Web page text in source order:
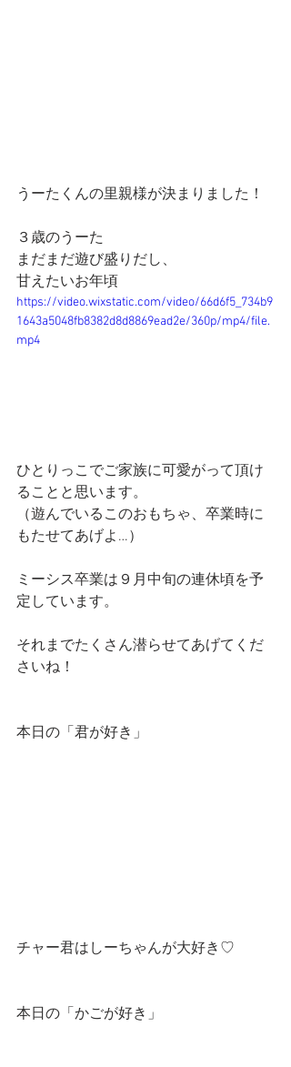
うーたくんの里親様が決まりました！
３歳のうーた
まだまだ遊び盛りだし、
甘えたいお年頃
https://video.wixstatic.com/video/66d6f5_734b9
1643a5048fb8382d8d8869ead2e/360p/mp4/file.
mp4
ひとりっこでご家族に可愛がって頂け
ることと思います。
（遊んでいるこのおもちゃ、卒業時に
もたせてあげよ…）
ミーシス卒業は９月中旬の連休頃を予
定しています。
それまでたくさん潜らせてあげてくだ
さいね！
本日の「君が好き」
チャー君はしーちゃんが大好き♡
本日の「かごが好き」